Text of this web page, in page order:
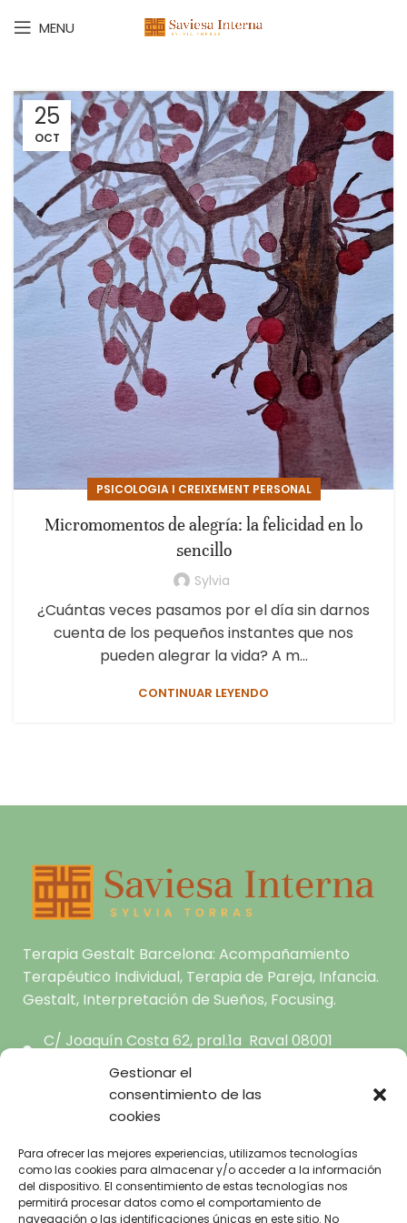
Gestionar el
consentimiento de las
cookies
Para ofrecer las mejores experiencias, utilizamos tecnologías
como las cookies para almacenar y/o acceder a la información
del dispositivo. El consentimiento de estas tecnologías nos
permitirá procesar datos como el comportamiento de
navegación o las identificaciones únicas en este sitio. No
MENU
25
OCT
PSICOLOGIA I CREIXEMENT PERSONAL
Micromomentos de alegría: la felicidad en lo
sencillo
Sylvia
¿Cuántas veces pasamos por el día sin darnos
cuenta de los pequeños instantes que nos
pueden alegrar la vida? A m...
CONTINUAR LEYENDO
Terapia Gestalt Barcelona: Acompañamiento
Terapéutico Individual, Terapia de Pareja, Infancia.
Gestalt, Interpretación de Sueños, Focusing.
C/ Joaquín Costa 62, pral.1a Raval 08001
Barcelona
hola@saviesainterna.com
665.681.444
INICIO
SOBRE MI
TERAPIA GESTALT A TU
AVISO LEGAL